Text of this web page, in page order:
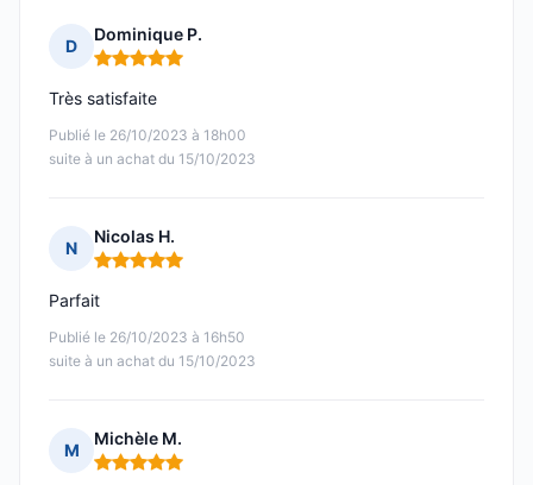
D
Dominique P.
Note : 5 sur 5
Publié le 26/10/2023 à 18h00
suite à un achat du 15/10/2023
Très satisfaite
N
Nicolas H.
Note : 5 sur 5
Publié le 26/10/2023 à 16h50
suite à un achat du 15/10/2023
Parfait
M
Michèle M.
Note : 5 sur 5